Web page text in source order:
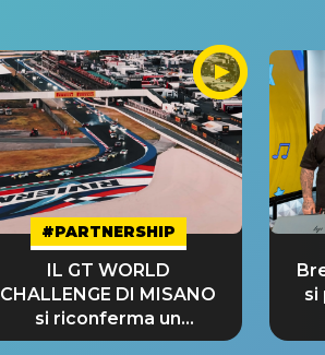
#PARTNERSHIP
IL GT WORLD
CHALLENGE DI MISANO
si riconferma un
GRANDE SUCCESSO!
si